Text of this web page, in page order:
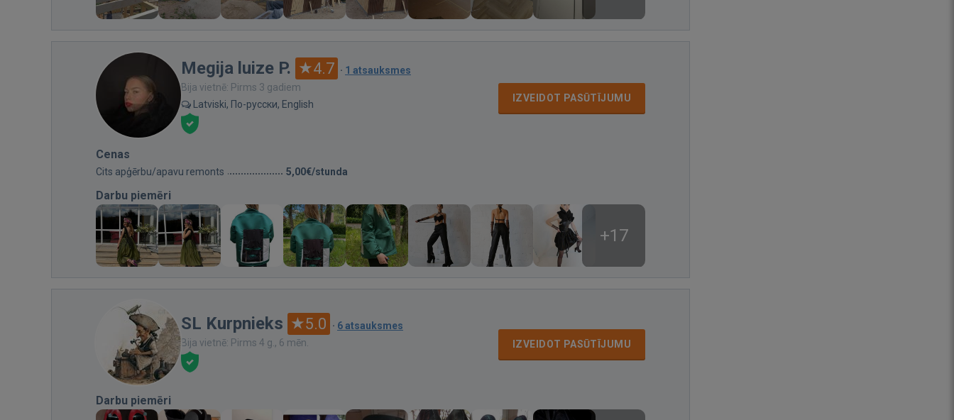
Megija luize P. 4.7 · 1 atsauksmes
Bija vietnē: Pirms 3 gadiem
Latviski, По-русски, English
IZVEIDOT PASŪTĪJUMU
Cenas
Cits apģērbu/apavu remonts 5,00€/stunda
Darbu piemēri
+17
SL Kurpnieks 5.0 · 6 atsauksmes
Bija vietnē: Pirms 4 g., 6 mēn.
IZVEIDOT PASŪTĪJUMU
Darbu piemēri